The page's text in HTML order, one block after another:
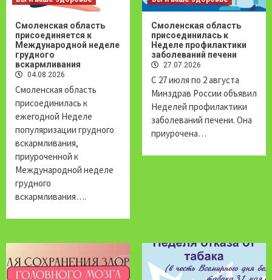
Смоленская область
присоединяется к
Международной неделе
грудного
вскармливания
04.08.2026
Смоленская область
присоединилась к
ежегодной Неделе
популяризации грудного
вскармливания,
приуроченной к
Международной неделе
грудного
вскармливания….
Смоленская область
присоединилась к
Неделе профилактики
заболеваний печени
27.07.2026
С 27 июля по 2 августа
Минздрав России объявил
Неделей профилактики
заболеваний печени. Она
приурочена…